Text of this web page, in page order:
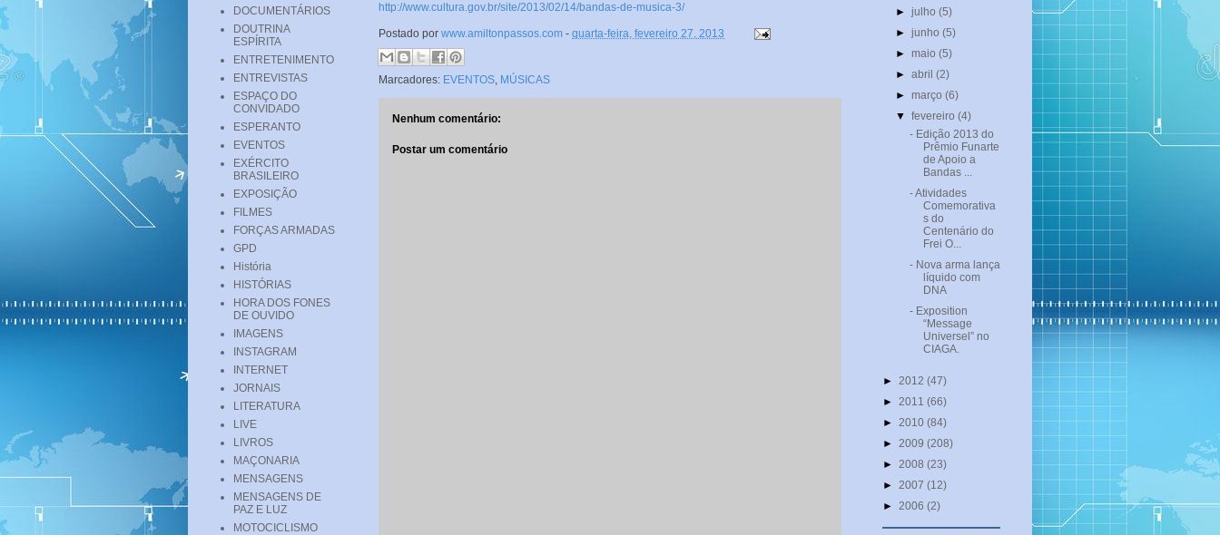
http://www.cultura.gov.br/site/2013/02/14/bandas-de-musica-3/
Postado por www.amiltonpassos.com - quarta-feira, fevereiro 27, 2013
Marcadores: EVENTOS, MÚSICAS
Nenhum comentário:
Postar um comentário
DOCUMENTÁRIOS
DOUTRINA
ESPÍRITA
ENTRETENIMENTO
ENTREVISTAS
ESPAÇO DO
CONVIDADO
ESPERANTO
EVENTOS
EXÉRCITO
BRASILEIRO
EXPOSIÇÃO
FILMES
FORÇAS ARMADAS
GPD
História
HISTÓRIAS
HORA DOS FONES
DE OUVIDO
IMAGENS
INSTAGRAM
INTERNET
JORNAIS
LITERATURA
LIVE
LIVROS
MAÇONARIA
MENSAGENS
MENSAGENS DE
PAZ E LUZ
MOTOCICLISMO
►julho(5)
►junho(5)
►maio(5)
►abril(2)
►março(6)
▼fevereiro(4)
- Edição 2013 do
Prêmio Funarte
de Apoio a
Bandas ...
- Atividades
Comemorativa
s do
Centenário do
Frei O...
- Nova arma lança
líquido com
DNA
- Exposition
“Message
Universel” no
CIAGA.
► 2012 (47)
► 2011 (66)
► 2010 (84)
► 2009 (208)
► 2008 (23)
► 2007 (12)
► 2006 (2)